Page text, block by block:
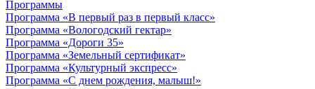
Программы
Программа «В первый раз в первый класс»
Программа «Вологодский гектар»
Программа «Дороги 35»
Программа «Земельный сертификат»
Программа «Культурный экспресс»
Программа «С днем рождения, малыш!»